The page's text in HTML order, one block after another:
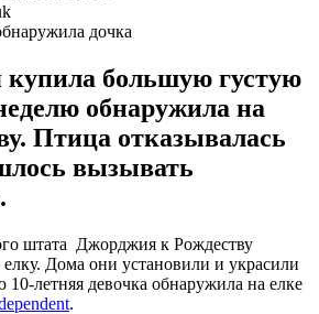
дочка
большую густую
обнаружила на
Птица отказывалась
вызывать
штата Джорджия к Рождеству
Дома они установили и украсили
10-летняя девочка обнаружила на елке
.